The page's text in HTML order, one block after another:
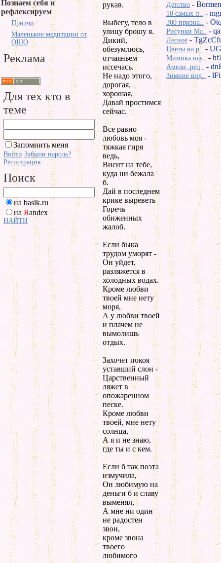
Познаем себя и
рефлексируем
Притчи
Маленькие медитации от
ОШО
Реклама
Для тех кто в
теме
Запомнить меня
Войти Забыли пароль?
Регистрация
Поиск
на basik.ru
на Яandex
НАЙТИ
рукав.
Выбегу, тело в
улицу брошу я.
Дикий,
обезумлюсь,
отчаяньем
иссечась.
Не надо этого,
дорогая,
хорошая,
Давай простимся
сейчас.
Все равно
любовь моя -
тяжкая гиря
ведь,
Висит на тебе,
куда ни бежала
б.
Дай в последнем
крике выреветь
Горечь
обиженных
жалоб.
Если быка
трудом уморят -
Он уйдет,
разляжется в
холодных водах.
Кроме любви
твоей мне нету
моря,
А у любви твоей
и плачем не
вымолишь
отдых.
Захочет покоя
уставший слон -
Царственный
ляжет в
опожаренном
песке.
Кроме любви
твоей, мне нету
солнца,
А я и не знаю,
где ты и с кем.
Если б так поэта
измучила,
Он любимую на
деньги б и славу
выменял,
А мне ни один
не радостен
звон,
кроме звона
твоего
любимого
Детство -
10 самых п.. -
300 призна.. -
Рисунки Ma.. -
Лесное -
Цветы на р.. -
Мимика пау.. -
Амели, рец.. -
Зимние вид.. -